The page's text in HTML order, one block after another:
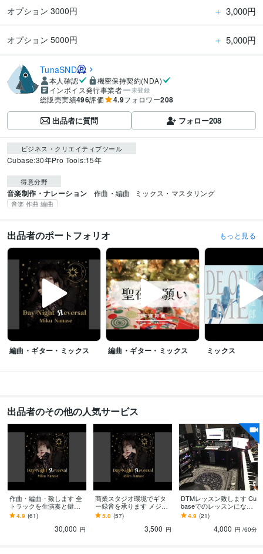
オプション 3000円 ＋ 3,000円
オプション 5000円 ＋ 5,000円
TunaSND
本人確認
機密保持契約(NDA)
インボイス発行事業者
未登録
総販売実績496評価 4.9フォロワー208
出品者に質問 フォロー208
ビジネス・クリエイティブツール
Cubase:30年Pro Tools:15年
得意分野
音楽制作・ナレーション 作曲・編曲 ミックス・マスタリング
音楽 作曲 編曲
出品者のポートフォリオ もっと見る
編曲・ギター・ミックス 編曲・ギター・ミックス ミックス
出品者のその他の人気サービス
作曲・編曲・致します 全
トラックを生演奏と鍵盤
入力で制作- AI不使用
4.9 (61)
30,000 円
商業スタジオ環境でギタ
ー録音を承ります メジャ
ークオリティで説得力の
あるギターを弾きます！
5.0 (57)
3,500 円
DTMレッスン致します Cu
baseでのレッスンになり
ます。
4.9 (21)
4,000 円 /60分